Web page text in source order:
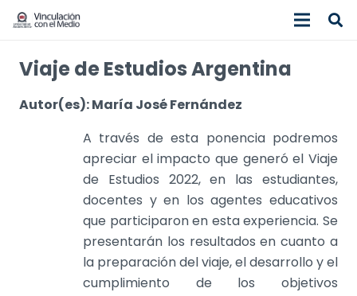
Viaje de Estudios Argentina
Autor(es): María José Fernández
A través de esta ponencia podremos
apreciar el impacto que generó el Viaje
de Estudios 2022, en las estudiantes,
docentes y en los agentes educativos
que participaron en esta experiencia. Se
presentarán los resultados en cuanto a
la preparación del viaje, el desarrollo y el
cumplimiento de los objetivos